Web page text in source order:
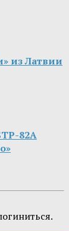
из Латвии
82А